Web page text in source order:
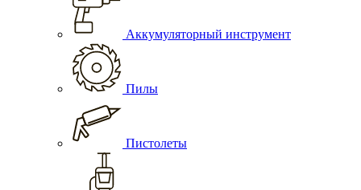
Аккумуляторный инструмент
Пилы
Пистолеты